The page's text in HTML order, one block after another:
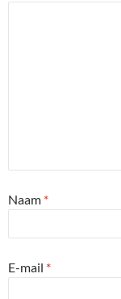
Naam *
E-mail *